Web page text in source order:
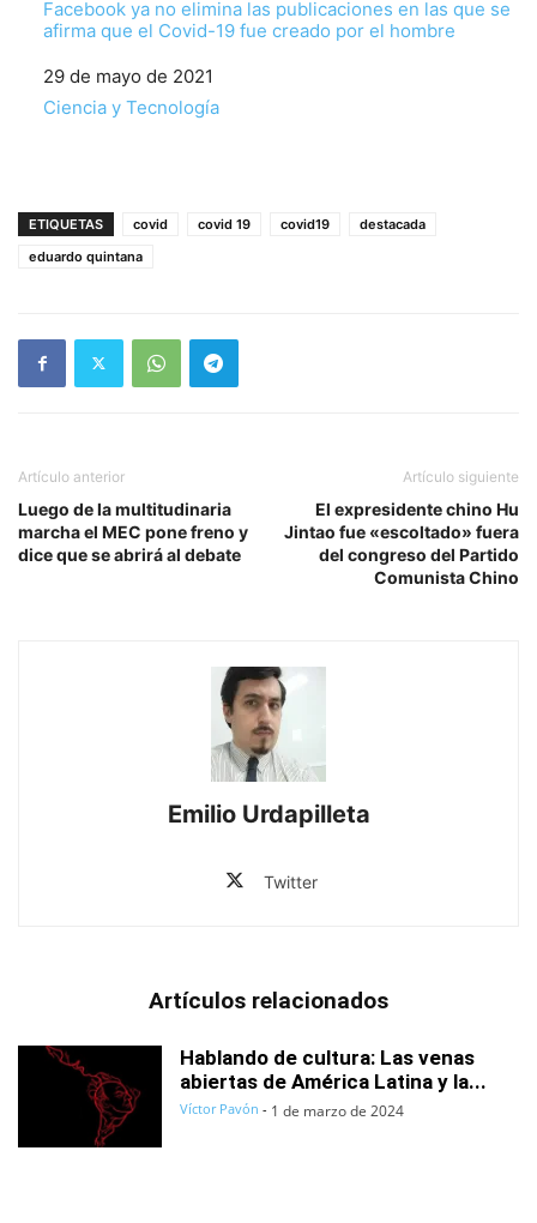
Facebook ya no elimina las publicaciones en las que se
afirma que el Covid-19 fue creado por el hombre
Fecha
29 de mayo de 2021
Respecto a
Ciencia y Tecnología
ETIQUETAS covid covid 19 covid19
destacada
eduardo quintana
Artículo anterior
Luego de la multitudinaria
marcha el MEC pone freno y
dice que se abrirá al debate
Artículo siguiente
El expresidente chino Hu
Jintao fue «escoltado» fuera
del congreso del Partido
Comunista Chino
Emilio Urdapilleta
Twitter
Artículos relacionados
Hablando de cultura: Las venas
abiertas de América Latina y la...
Víctor Pavón - 1 de marzo de 2024